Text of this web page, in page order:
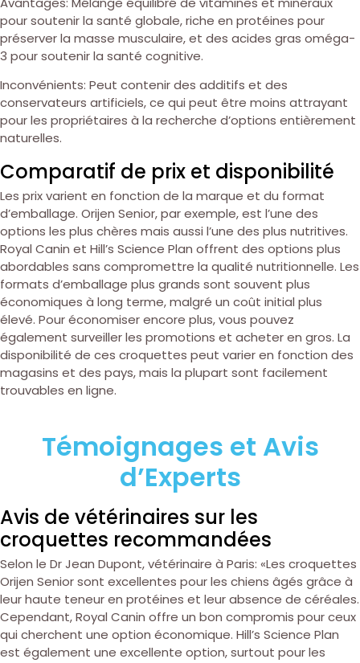
pour soutenir la santé globale, riche en protéines pour
préserver la masse musculaire, et des acides gras oméga-
3 pour soutenir la santé cognitive.
Inconvénients: Peut contenir des additifs et des
conservateurs artificiels, ce qui peut être moins attrayant
pour les propriétaires à la recherche d’options entièrement
naturelles.
Comparatif de prix et disponibilité
Les prix varient en fonction de la marque et du format
d’emballage. Orijen Senior, par exemple, est l’une des
options les plus chères mais aussi l’une des plus nutritives.
Royal Canin et Hill’s Science Plan offrent des options plus
abordables sans compromettre la qualité nutritionnelle. Les
formats d’emballage plus grands sont souvent plus
économiques à long terme, malgré un coût initial plus
élevé. Pour économiser encore plus, vous pouvez
également surveiller les promotions et acheter en gros. La
disponibilité de ces croquettes peut varier en fonction des
magasins et des pays, mais la plupart sont facilement
trouvables en ligne.
Témoignages et Avis
d’Experts
Avis de vétérinaires sur les
croquettes recommandées
Selon le Dr Jean Dupont, vétérinaire à Paris: «Les croquettes
Orijen Senior sont excellentes pour les chiens âgés grâce à
leur haute teneur en protéines et leur absence de céréales.
Cependant, Royal Canin offre un bon compromis pour ceux
qui cherchent une option économique. Hill’s Science Plan
est également une excellente option, surtout pour les